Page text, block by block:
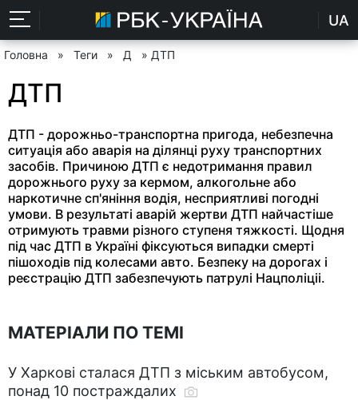
UA
Головна » Теги » Д » ДТП
ДТП
ДТП - дорожньо-транспортна пригода, небезпечна
ситуація або аварія на ділянці руху транспортних
засобів. Причиною ДТП є недотримання правил
дорожнього руху за кермом, алкогольне або
наркотичне сп'яніння водія, несприятливі погодні
умови. В результаті аварій жертви ДТП найчастіше
отримують травми різного ступеня тяжкості. Щодня
під час ДТП в Україні фіксуються випадки смерті
пішоходів під колесами авто. Безпеку на дорогах і
реєстрацію ДТП забезпечують патрулі Нацполіціі.
МАТЕРІАЛИ ПО ТЕМІ
У Харкові сталася ДТП з міським автобусом,
понад 10 постраждалих